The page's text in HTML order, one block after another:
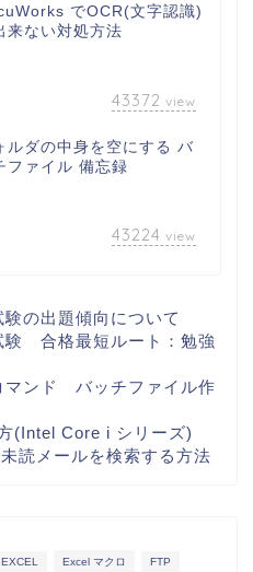
でOCR(文字認識)
来ない対処方法
43372 view
ルダの中身を空にする バ
ファイル 備忘録
43224 view
の出題傾向について
験 合格最短ルート：勉強
マンド バッチファイル作
(Intel Core i シリーズ)
読メールを検索する方法
EXCEL Excel マクロ FTP